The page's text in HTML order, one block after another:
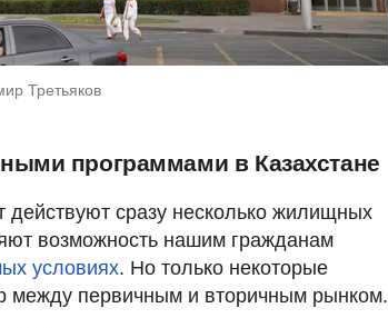
Третьяков
программами в Казахстане
сразу несколько жилищных
возможность нашим гражданам
условиях. Но только некоторые
между первичным и вторичным рынком.